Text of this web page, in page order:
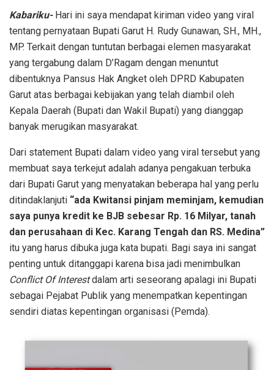
Kabariku-Hari ini saya mendapat kiriman video yang viral
tentang pernyataan Bupati Garut H. Rudy Gunawan, SH., MH.,
MP. Terkait dengan tuntutan berbagai elemen masyarakat
yang tergabung dalam D’Ragam dengan menuntut
dibentuknya Pansus Hak Angket oleh DPRD Kabupaten
Garut atas berbagai kebijakan yang telah diambil oleh
Kepala Daerah (Bupati dan Wakil Bupati) yang dianggap
banyak merugikan masyarakat.
Dari statement Bupati dalam video yang viral tersebut yang
membuat saya terkejut adalah adanya pengakuan terbuka
dari Bupati Garut yang menyatakan beberapa hal yang perlu
ditindaklanjuti “ada Kwitansi pinjam meminjam, kemudian
saya punya kredit ke BJB sebesar Rp. 16 Milyar, tanah
dan perusahaan di Kec. Karang Tengah dan RS. Medina”
itu yang harus dibuka juga kata bupati. Bagi saya ini sangat
penting untuk ditanggapi karena bisa jadi menimbulkan
Conflict Of Interestdalam arti seseorang apalagi ini Bupati
sebagai Pejabat Publik yang menempatkan kepentingan
sendiri diatas kepentingan organisasi (Pemda).